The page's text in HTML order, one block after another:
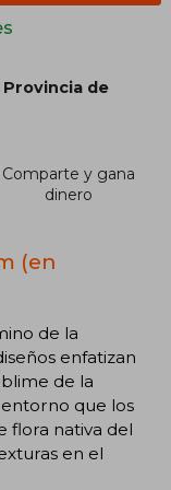
Provincia de
Comparte y gana
dinero
(en
de la
enfatizan
de la
que los
flora nativa del
en el